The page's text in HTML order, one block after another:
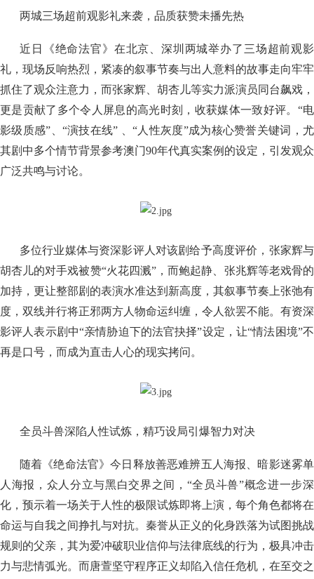
两城三场超前观影礼来袭，品质获赞未播先热
近日《绝命法官》在北京、深圳两城举办了三场超前观影
礼，现场反响热烈，紧凑的叙事节奏与出人意料的故事走向牢牢
抓住了观众注意力，而张家辉、胡杏儿等实力派演员同台飙戏，
更是贡献了多个令人屏息的高光时刻，收获媒体一致好评。“电
影级质感”、“演技在线” 、“人性灰度”成为核心赞誉关键词，尤
其剧中多个情节背景参考澳门90年代真实案例的设定，引发观众
广泛共鸣与讨论。
多位行业媒体与资深影评人对该剧给予高度评价，张家辉与
胡杏儿的对手戏被赞“火花四溅”，而鲍起静、张兆辉等老戏骨的
加持，更让整部剧的表演水准达到新高度，其叙事节奏上张弛有
度，双线并行将正邪两方人物命运纠缠，令人欲罢不能。有资深
影评人表示剧中“亲情胁迫下的法官抉择”设定，让“情法困境”不
再是口号，而成为直击人心的现实拷问。
全员斗兽深陷人性试炼，精巧设局引爆智力对决
随着《绝命法官》今日释放善恶难辨五人海报、暗影迷雾单
人海报，众人分立与黑白交界之间，“全员斗兽”概念进一步深
化，预示着一场关于人性的极限试炼即将上演，每个角色都将在
命运与自我之间挣扎与对抗。秦誉从正义的化身跌落为试图挑战
规则的父亲，其为爱冲破职业信仰与法律底线的行为，极具冲击
力与悲情弧光。而唐萱坚守程序正义却陷入信任危机，在至交之